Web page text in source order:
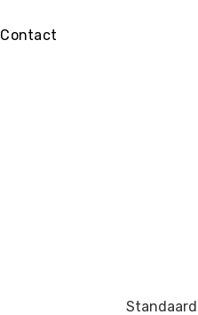
Contact